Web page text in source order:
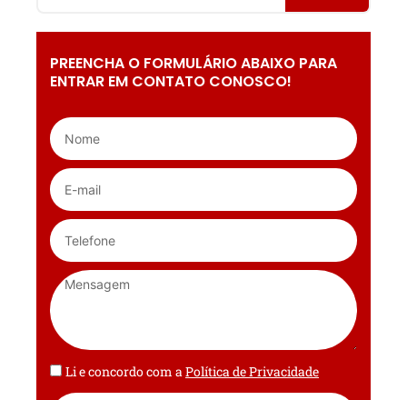
PREENCHA O FORMULÁRIO ABAIXO PARA
ENTRAR EM CONTATO CONOSCO!
Li e concordo com aPolítica de Privacidade